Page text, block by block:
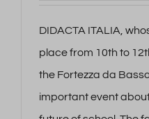
DIDACTA ITALIA,
place from 10th to
the Fortezza da
important event